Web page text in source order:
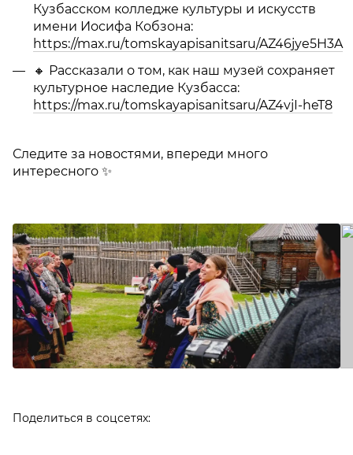
Кузбасском колледже культуры и искусств
имени Иосифа Кобзона:
https://max.ru/tomskayapisanitsaru/AZ46jye5H3A
🔸 Рассказали о том, как наш музей сохраняет
культурное наследие Кузбасса:
https://max.ru/tomskayapisanitsaru/AZ4vjI-heT8
Следите за новостями, впереди много
интересного ✨
Поделиться в соцсетях: